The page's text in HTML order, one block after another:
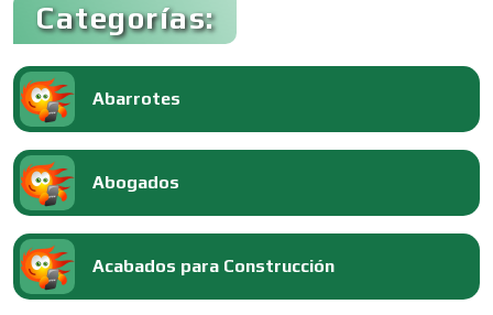
Categorías:
Abarrotes
Abogados
Acabados para Construcción